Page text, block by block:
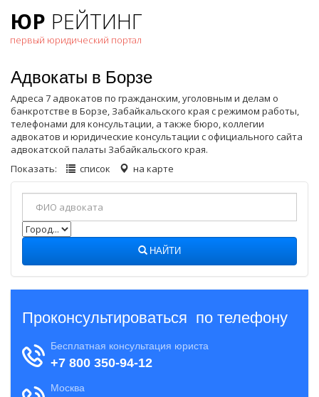
ЮР РЕЙТИНГ
первый юридический портал
Адвокаты в Борзе
Адреса 7 адвокатов по гражданским, уголовным и делам о
банкротстве в Борзе, Забайкальского края с режимом работы,
телефонами для консультации, а также бюро, коллегии
адвокатов и юридические консультации с официального сайта
адвокатской палаты Забайкальского края.
Показать:
список на карте
НАЙТИ